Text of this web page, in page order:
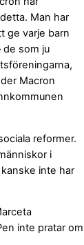
Man har
ge varje barn
de som ju
Macron
reformer.
i
inte har
inte pratar